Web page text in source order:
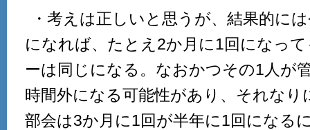
・考えは正しいと思うが、結果的に
になれば、たとえ2か月に1回になっ
ーは同じになる。なおかつその1人が
時間外になる可能性があり、それなり
部会は3か月に1回が半年に1回になる